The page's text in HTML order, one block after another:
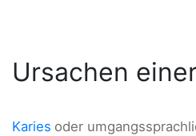
Ursachen
Karies oder